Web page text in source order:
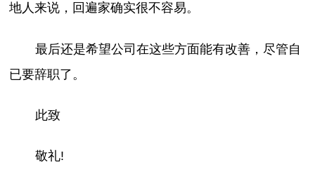
地人来说，回遍家确实很不容易。
最后还是希望公司在这些方面能有改善，尽管自
已要辞职了。
此致
敬礼!